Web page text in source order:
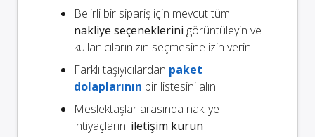
Belirli bir sipariş için mevcut tüm
nakliye seçeneklerini görüntüleyin ve
kullanıcılarınızın seçmesine izin verin
Farklı taşıyıcılardan paket
dolaplarının bir listesini alın
Meslektaşlar arasında nakliye
ihtiyaçlarını iletişim kurun